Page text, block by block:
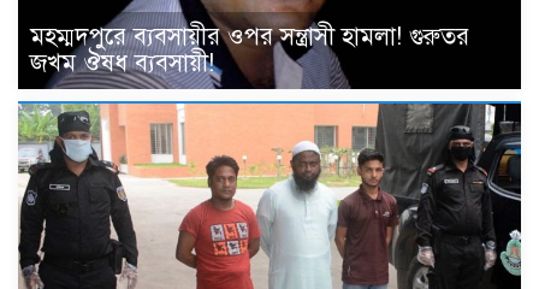
মহম্মদপুরে ব্যবসায়ীর ওপর সন্ত্রাসী হামলা! গুরুতর
জখম ঔষধ ব্যবসায়ী!